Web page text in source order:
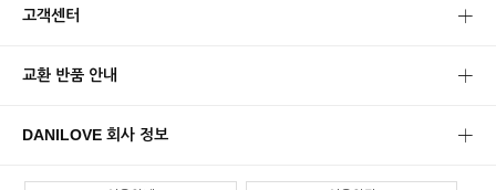
고객센터
교환 반품 안내
DANILOVE 회사 정보